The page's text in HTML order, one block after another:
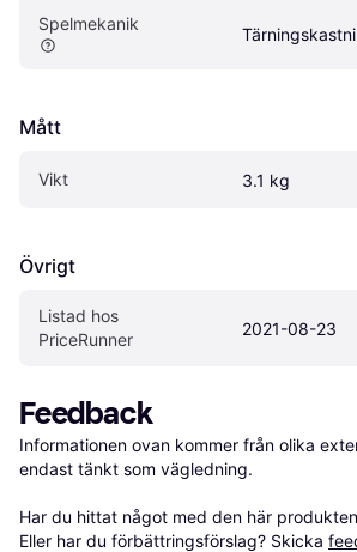
Spelmekanik
Mått
Vikt 3.1 kg
Övrigt
Listad hos
PriceRunner
2021-08-23
Feedback
Informationen ovan kommer från olika
endast tänkt som vägledning.
Har du hittat något med den här
Eller har du förbättringsförslag? Skicka